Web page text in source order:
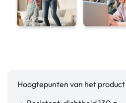
Hoogtepunten van het product